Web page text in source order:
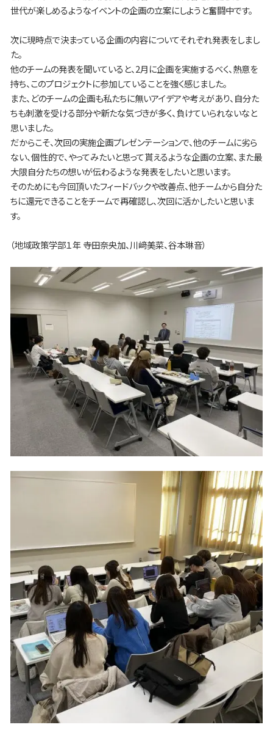
世代が楽しめるようなイベントの企画の立案にしようと奮闘中です。
次に現時点で決まっている企画の内容についてそれぞれ発表をしまし
た。
他のチームの発表を聞いていると、2月に企画を実施するべく、熱意を
持ち、このプロジェクトに参加していることを強く感じました。
また、どのチームの企画も私たちに無いアイデアや考えがあり、自分た
ちも刺激を受ける部分や新たな気づきが多く、負けていられないなと
思いました。
だからこそ、次回の実施企画プレゼンテーションで、他のチームに劣ら
ない、個性的で、やってみたいと思って貰えるような企画の立案、また最
大限自分たちの想いが伝わるような発表をしたいと思います。
そのためにも今回頂いたフィードバックや改善点、他チームから自分た
ちに還元できることをチームで再確認し、次回に活かしたいと思いま
す。
（地域政策学部１年 寺田奈央加、川﨑美菜、谷本琳音）